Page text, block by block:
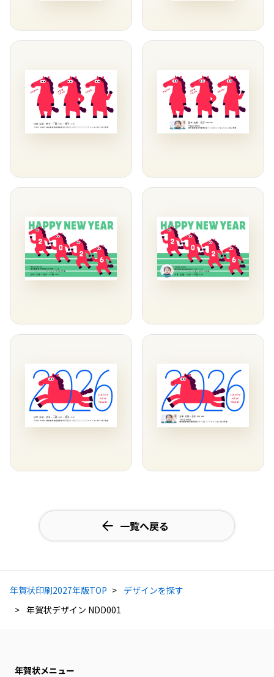
一覧へ戻る
年賀状印刷2027年版TOP
デザインを探す
年賀状デザイン NDD001
年賀状メニュー